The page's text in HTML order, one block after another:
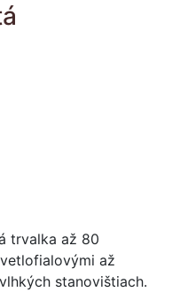
trvalka až 80
až
stanovištiach.